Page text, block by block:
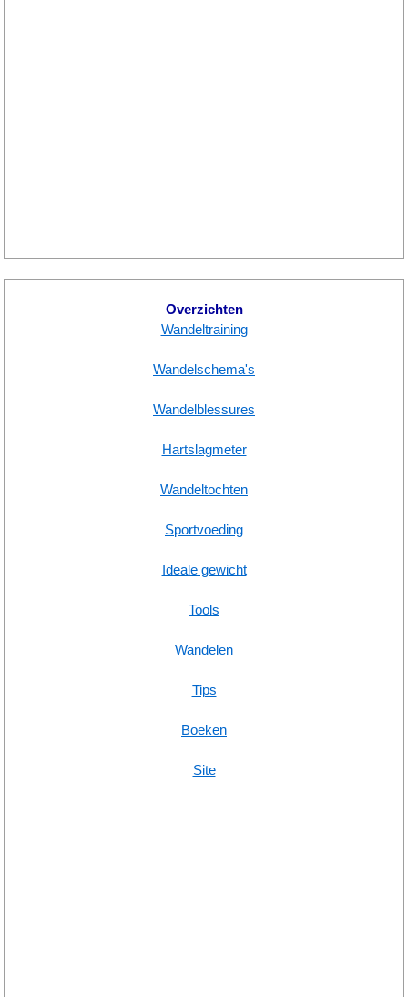
Overzichten
Wandeltraining
Wandelschema's
Wandelblessures
Hartslagmeter
Wandeltochten
Sportvoeding
Ideale gewicht
Tools
Wandelen
Tips
Boeken
Site